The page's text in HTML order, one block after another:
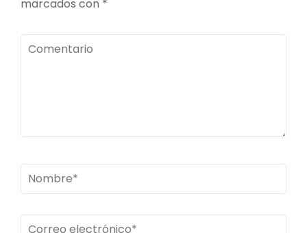
marcados con *
Comentario
Nombre*
Correo